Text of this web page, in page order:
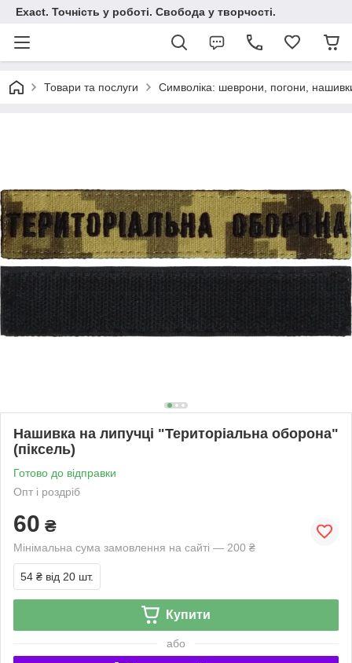
Exact. Точність у роботі. Свобода у творчості.
Товари та послуги Символіка: шеврони, погони,
Нашивка на липучці "Територіальна оборона"
(піксель)
Готово до відправки
Опт і роздріб
60 ₴
Мінімальна сума замовлення на сайті — 200 ₴
54 ₴ від 20 шт.
Купити
або